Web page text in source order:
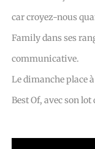
car croyez-nous
Family dans ses
communicative.
Le dimanche place
Best Of, avec son